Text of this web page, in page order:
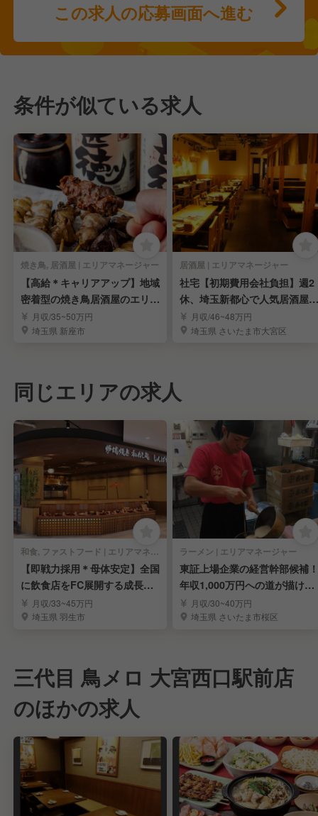
この求人の応募画面へ進む
条件が似ている求人
焼き鳥, 居酒屋 | エリアマネージャー
【高給＊キャリアアップ】地域
密着型の焼き鳥居酒屋のエリア
マネージャー
月収/35~50万円
埼玉県 新座市
居酒屋 | エリアマネージャー
社宅【初期費用会社負担】週2
休、埼玉新都心で人気居酒屋の
マネージャー募集
月収/46~48万円
埼玉県 さいたま市大宮区
同じエリアの求人
和食, ファストフード | エリアマネージャー
【即戦力採用＊母体安定】全国
に飲食店をFC展開する成長企
業の統括職を募集
月収/33~45万円
埼玉県 羽生市
ラーメン | エリアマネージャー
東証上場企業の経営幹部候補！
年収1,000万円への道が描ける
キャリアパス◎
月収/30~40万円
埼玉県 さいたま市桜区
三代目 鳥メロ 大宮西口駅前店
のほかの求人